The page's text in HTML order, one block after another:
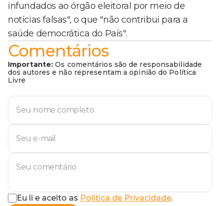
infundados ao órgão eleitoral por meio de
notícias falsas", o que "não contribui para a
saúde democrática do País".
Comentários
Importante: Os comentários são de responsabilidade
dos autores e não representam a opinião do Política
Livre
Eu li e aceito as Política de Privacidade.